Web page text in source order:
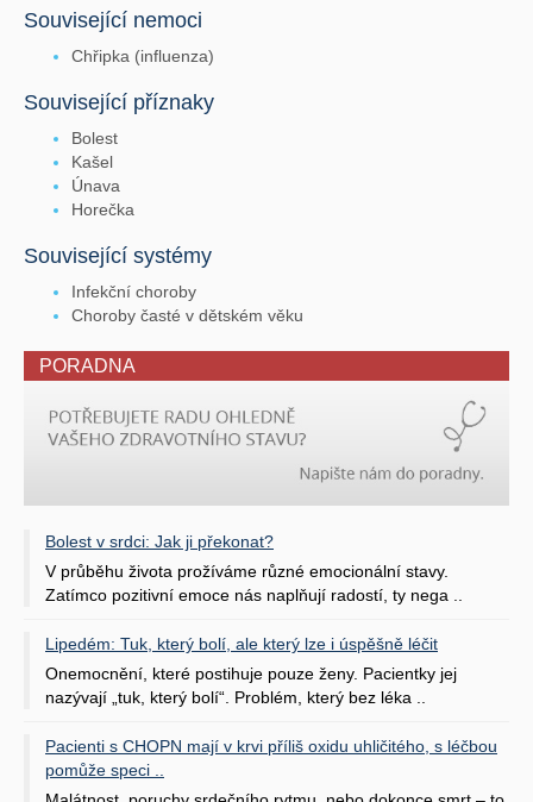
Související nemoci
Chřipka (influenza)
Související příznaky
Bolest
Kašel
Únava
Horečka
Související systémy
Infekční choroby
Choroby časté v dětském věku
PORADNA
Bolest v srdci: Jak ji překonat?
V průběhu života prožíváme různé emocionální stavy.
Zatímco pozitivní emoce nás naplňují radostí, ty nega ..
Lipedém: Tuk, který bolí, ale který lze i úspěšně léčit
Onemocnění, které postihuje pouze ženy. Pacientky jej
nazývají „tuk, který bolí“. Problém, který bez léka ..
Pacienti s CHOPN mají v krvi příliš oxidu uhličitého, s léčbou
pomůže speci ..